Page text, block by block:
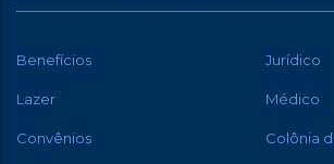
Benefícios Jurídico
Lazer Médico
Convênios Colônia